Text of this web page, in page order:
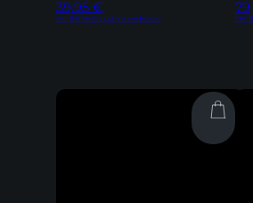
39,95 €
Inkl. 19% MwSt | zzgl. Versandkosten Inkl.